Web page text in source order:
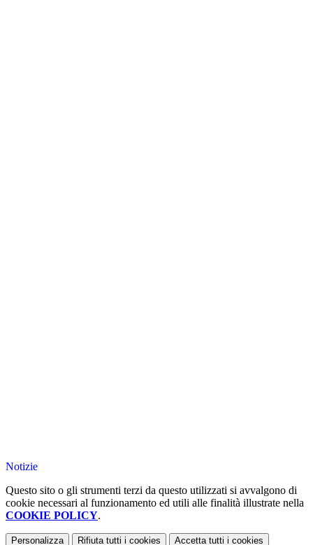
Notizie
Questo sito o gli strumenti terzi da questo utilizzati si avvalgono di
cookie necessari al funzionamento ed utili alle finalità illustrate nella
COOKIE POLICY.
Personalizza Rifiuta tutti i cookies Accetta tutti i cookies